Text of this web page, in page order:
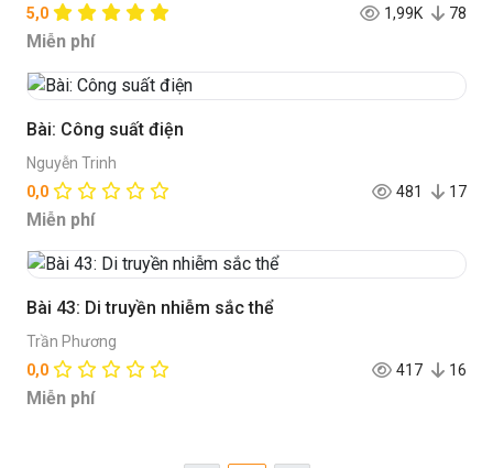
5,0
1,99K 78
Miễn phí
Bài: Công suất điện
Nguyễn Trinh
0,0
481 17
Miễn phí
Bài 43: Di truyền nhiễm sắc thể
Trần Phương
0,0
417 16
Miễn phí